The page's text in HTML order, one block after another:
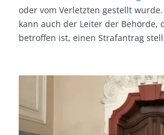
oder vom Verletzten gestellt
kann auch der Leiter der Behörde,
betroffen ist, einen Strafantrag